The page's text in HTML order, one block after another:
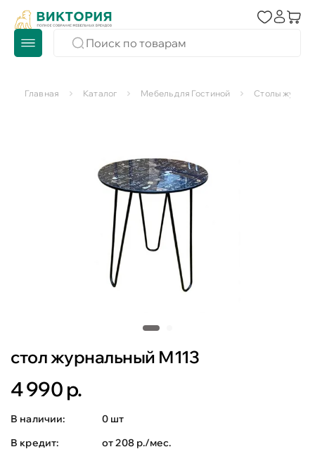
Главная Каталог Мебель для Гостиной Столы
стол журнальный М113
4 990 р.
В наличии:
0 шт
В кредит:
от 208 р./мес.